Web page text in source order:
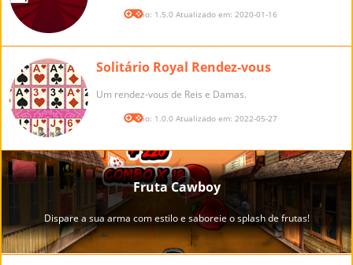
Versão: 1.5.0 Atualizado em: 2020-01-16
Solitário Royal Rendez-vous
Um rendez-vous de Reis e Damas.
Versão: 1.0.0 Atualizado em: 2022-05-27